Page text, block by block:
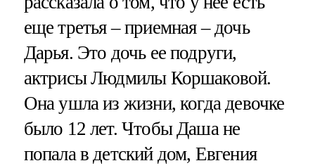
еще третья – приемная – дочь
Дарья. Это дочь ее подруги,
актрисы Людмилы Коршаковой.
Она ушла из жизни, когда девочке
было 12 лет. Чтобы Даша не
попала в детский дом, Евгения